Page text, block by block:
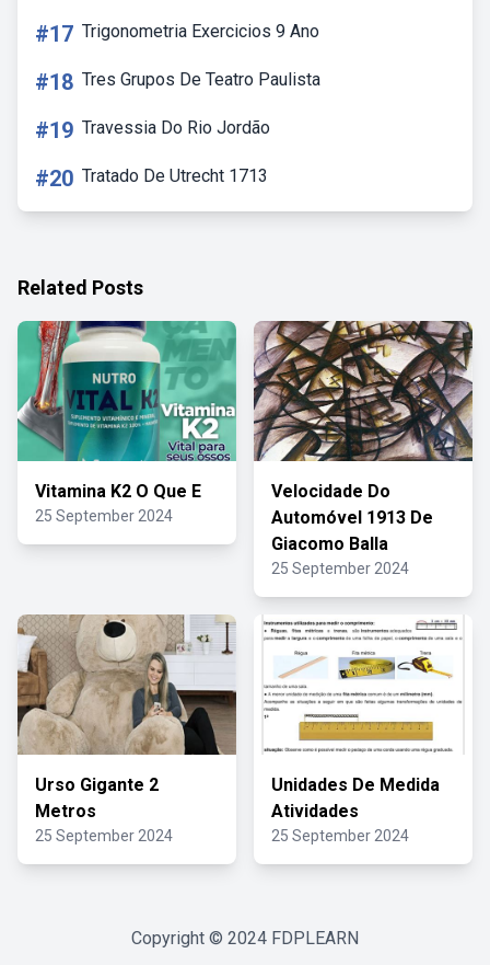
#17 Trigonometria Exercicios 9 Ano
#18 Tres Grupos De Teatro Paulista
#19 Travessia Do Rio Jordão
#20 Tratado De Utrecht 1713
Related Posts
Vitamina K2 O Que E
25 September 2024
Velocidade Do
Automóvel 1913 De
Giacomo Balla
25 September 2024
Urso Gigante 2
Metros
25 September 2024
Unidades De Medida
Atividades
25 September 2024
Copyright © 2024 FDPLEARN